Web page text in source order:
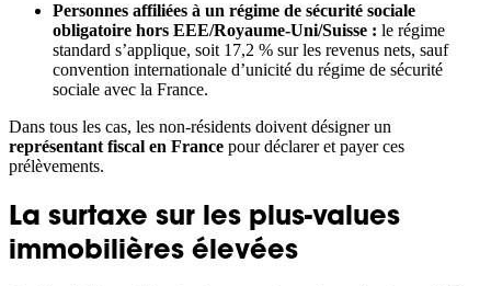
Personnes affiliées à un régime de sécurité sociale
obligatoire hors EEE/Royaume-Uni/Suisse : le régime
standard s’applique, soit 17,2 % sur les revenus nets, sauf
convention internationale d’unicité du régime de sécurité
sociale avec la France.
Dans tous les cas, les non-résidents doivent désigner un
représentant fiscal en France pour déclarer et payer ces
prélèvements.
La surtaxe sur les plus-values
immobilières élevées